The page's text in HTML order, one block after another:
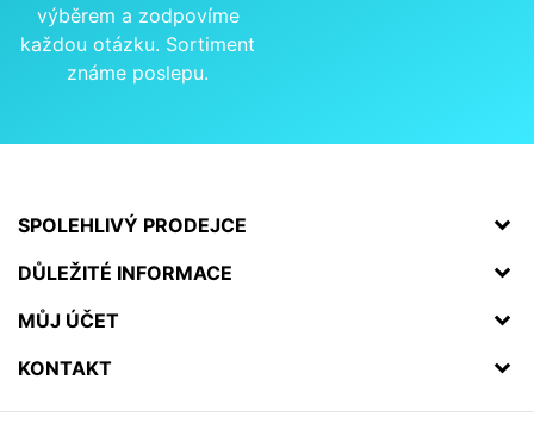
výběrem a zodpovíme
každou otázku. Sortiment
známe poslepu.
SPOLEHLIVÝ PRODEJCE
DŮLEŽITÉ INFORMACE
MŮJ ÚČET
KONTAKT